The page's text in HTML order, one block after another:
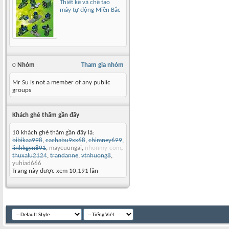
Thiết kế và chế tạo
máy tự động Miền Bắc
Tham gia nhóm
0 Nhóm
Mr Su is not a member of any public
groups
Khách ghé thăm gần đây
10 khách ghé thăm gần đây là:
bibikaa998, cachabu9xx68, chimney699,
linhkgyn891, maycuungai, nhonmy-com,
thuxalu2124, trandanne, vtnhuong8,
yuhiad666
Trang này được xem 10,191 lần